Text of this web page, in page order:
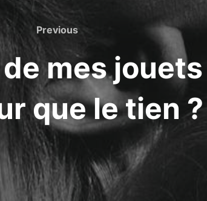
Previous
Previous
mes
que le tien ?